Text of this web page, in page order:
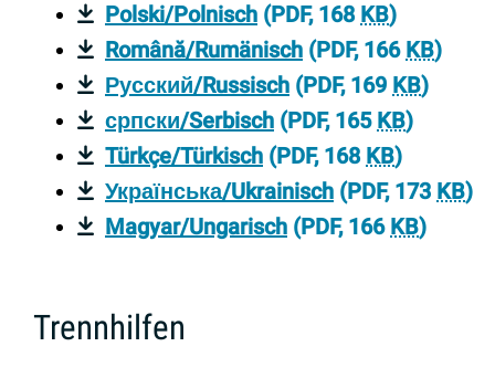
Polski/Polnisch (PDF, 168 KB)
Română/Rumänisch (PDF, 166 KB)
Русский/Russisch (PDF, 169 KB)
српски/Serbisch (PDF, 165 KB)
Türkçe/Türkisch (PDF, 168 KB)
Українська/Ukrainisch (PDF, 173 KB)
Magyar/Ungarisch (PDF, 166 KB)
Trennhilfen